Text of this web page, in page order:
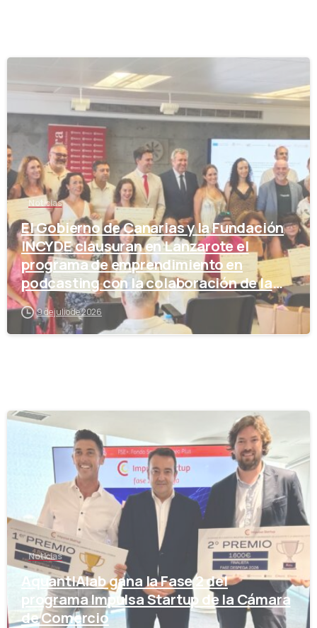
Noticias
El Gobierno de Canarias y la Fundación
INCYDE clausuran en Lanzarote el
programa de emprendimiento en
podcasting con la colaboración de la
Cámara de Comercio
9 de julio de 2026
Noticias
AquantIAlab gana la Fase 2 del
programa Impulsa Startup de la Cámara
de Comercio